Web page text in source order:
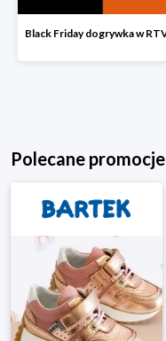
Polecane promocje